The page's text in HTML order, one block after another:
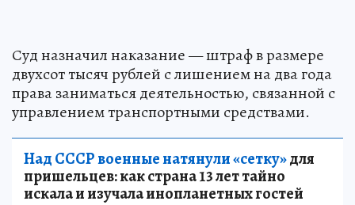
Суд назначил наказание — штраф в размере
двухсот тысяч рублей с лишением на два года
права заниматься деятельностью, связанной с
управлением транспортными средствами.
Над СССР военные натянули «сетку»для
пришельцев: как страна 13 лет тайно
искала и изучала инопланетных гостей